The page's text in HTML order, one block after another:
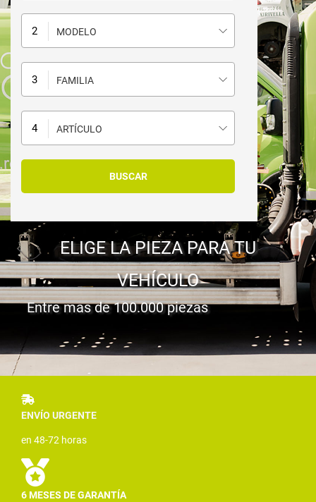
MODELO
FAMILIA
ARTÍCULO
ELIGE LA PIEZA PARA TU
VEHÍCULO
Entre mas de 100.000 piezas
ENVÍO URGENTE
en 48-72 horas
6 MESES DE GARANTÍA